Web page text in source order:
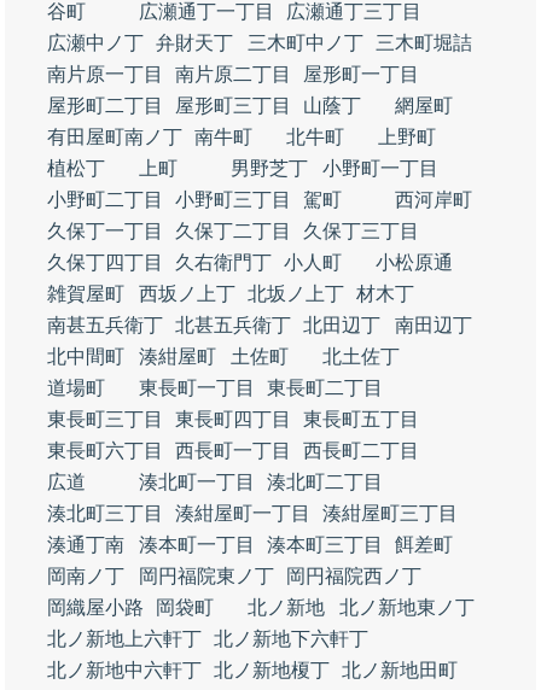
谷町
広瀬通丁一丁目
広瀬通丁三丁目
広瀬中ノ丁 弁財天丁 三木町中ノ丁
三木町堀詰
南片原一丁目
南片原二丁目
屋形町一丁目
屋形町二丁目
屋形町三丁目 山蔭丁
網屋町
有田屋町南ノ丁 南牛町 北牛町
上野町
植松丁
上町 男野芝丁
小野町一丁目
小野町二丁目
小野町三丁目 駕町
西河岸町
久保丁一丁目
久保丁二丁目
久保丁三丁目
久保丁四丁目
久右衛門丁 小人町
小松原通
雑賀屋町
西坂ノ上丁 北坂ノ上丁 材木丁
南甚五兵衛丁 北甚五兵衛丁 北田辺丁
南田辺丁
北中間町
湊紺屋町 土佐町
北土佐丁
道場町
東長町一丁目
東長町二丁目
東長町三丁目
東長町四丁目
東長町五丁目
東長町六丁目
西長町一丁目
西長町二丁目
広道
湊北町一丁目
湊北町二丁目
湊北町三丁目
湊紺屋町一丁目
湊紺屋町三丁目
湊通丁南
湊本町一丁目 湊本町三丁目
餌差町
岡南ノ丁
岡円福院東ノ丁
岡円福院西ノ丁
岡織屋小路
岡袋町 北ノ新地
北ノ新地東ノ丁
北ノ新地上六軒丁 北ノ新地下六軒丁
北ノ新地中六軒丁 北ノ新地榎丁 北ノ新地田町